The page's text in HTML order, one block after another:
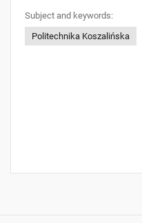
Subject and keywords:
Politechnika Koszalińska